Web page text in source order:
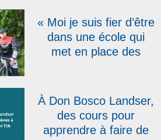
« Moi je suis fier d’être
dans une école qui
met en place des
le Don Bosco Tour qui
s’élancera le 20 avril
À Don Bosco Landser,
des cours pour
apprendre à faire de